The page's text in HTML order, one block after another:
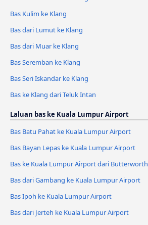
Bas Kulim ke Klang
Bas dari Lumut ke Klang
Bas dari Muar ke Klang
Bas Seremban ke Klang
Bas Seri Iskandar ke Klang
Bas ke Klang dari Teluk Intan
Laluan bas ke Kuala Lumpur Airport
Bas Batu Pahat ke Kuala Lumpur Airport
Bas Bayan Lepas ke Kuala Lumpur Airport
Bas ke Kuala Lumpur Airport dari Butterworth
Bas dari Gambang ke Kuala Lumpur Airport
Bas Ipoh ke Kuala Lumpur Airport
Bas dari Jerteh ke Kuala Lumpur Airport